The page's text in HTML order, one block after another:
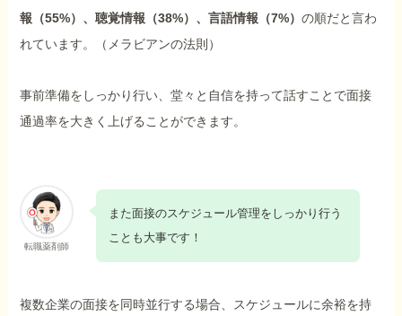
報（55%）、聴覚情報（38%）、言語情報（7%）の順だと言わ
れています。（メラビアンの法則）
事前準備をしっかり行い、堂々と自信を持って話すことで面接
通過率を大きく上げることができます。
転職薬剤師
また面接のスケジュール管理をしっかり行う
ことも大事です！
複数企業の面接を同時並行する場合、スケジュールに余裕を持